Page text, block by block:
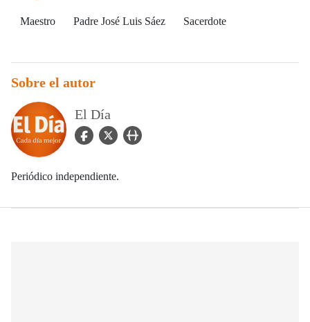
Maestro Padre José Luis Sáez Sacerdote
Sobre el autor
El Día
facebook Icon
twitter Iconuser_url Icon
Periódico independiente.